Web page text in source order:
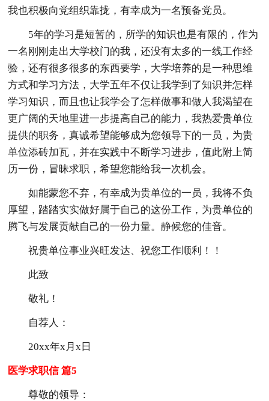
我也积极向党组织靠拢，有幸成为一名预备党员。
5年的学习是短暂的，所学的知识也是有限的，作为
一名刚刚走出大学校门的我，还没有太多的一线工作经
验，还有很多很多的东西要学，大学培养的是一种思维
方式和学习方法，大学五年不仅让我学到了知识并怎样
学习知识，而且也让我学会了怎样做事和做人我渴望在
更广阔的天地里进一步提高自己的能力，我热爱贵单位
提供的职务，真诚希望能够成为您领导下的一员，为贵
单位添砖加瓦，并在实践中不断学习进步，值此附上简
历一份，冒昧求职，希望您能给我一次机会。
如能蒙您不弃，有幸成为贵单位的一员，我将不负
厚望，踏踏实实做好属于自己的这份工作，为贵单位的
腾飞与发展贡献自己的一份力量。静候您的佳音。
祝贵单位事业兴旺发达、祝您工作顺利！！
此致
敬礼！
自荐人：
20xx年x月x日
医学求职信 篇5
尊敬的领导：